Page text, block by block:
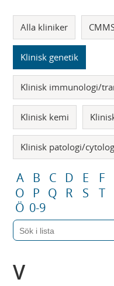
Alla kliniker
Klinisk genetik
Klinisk immunologi/
Klinisk kemi
Klinisk patologi/
A B C D E F
O
P Q R S T
Ö 0-9
V